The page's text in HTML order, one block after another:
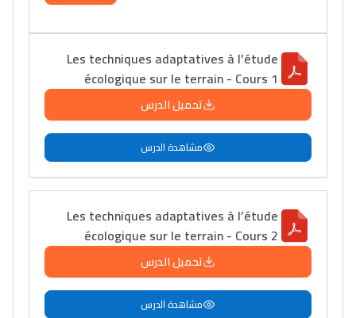
Les techniques adaptatives à l’étude
écologique sur le terrain - Cours 1
تحميل الدرس
مشاهدة الدرس
Les techniques adaptatives à l’étude
écologique sur le terrain - Cours 2
تحميل الدرس
مشاهدة الدرس